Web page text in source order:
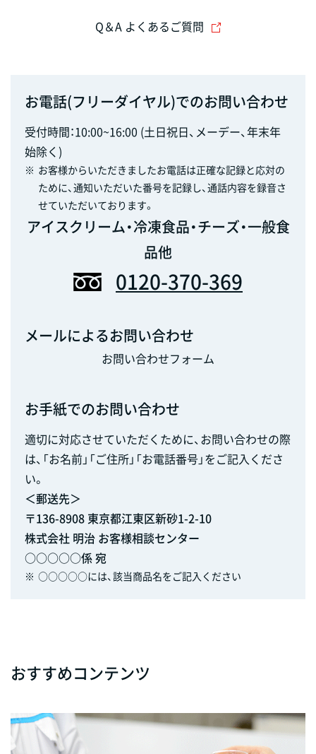
Q＆A よくあるご質問
お電話(フリーダイヤル)でのお問い合わせ
受付時間：10:00~16:00 (土日祝日、メーデー、年末年
始除く)
※ お客様からいただきましたお電話は正確な記録と応対の
ために、通知いただいた番号を記録し、通話内容を録音さ
せていただいております。
アイスクリーム・冷凍食品・チーズ・一般食
品他
0120-370-369
メールによるお問い合わせ
お問い合わせフォーム
お手紙でのお問い合わせ
適切に対応させていただくために、お問い合わせの際
は、「お名前」「ご住所」「お電話番号」をご記入くださ
い。
＜郵送先＞
〒136-8908 東京都江東区新砂1-2-10
株式会社 明治 お客様相談センター
○○○○○係 宛
※ ○○○○○には、該当商品名をご記入ください
おすすめコンテンツ